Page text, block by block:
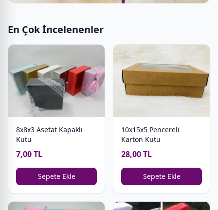
En Çok İncelenenler
8x8x3 Asetat Kapaklı
Kutu
7,00 TL
Sepete Ekle
10x15x5 Pencereli
Karton Kutu
28,00 TL
Sepete Ekle